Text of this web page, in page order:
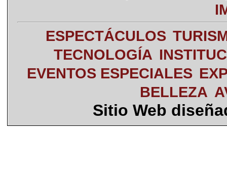
ESPECTÁCULOS
TECNOLOGÍA
EVENTOS ESPECIALES
BELLEZA
Sitio Web